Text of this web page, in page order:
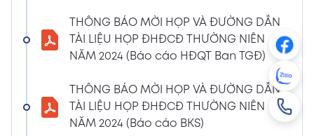
CBTT VỀ QUYẾT ĐỊNH MIỄN NHIỆM PTGĐ
04/01/2024
CBTT VỀ QUYẾT ĐỊNH BỔ NHIỆM PTGĐ KHỐI
HỖ TRỢ
Xem PDF
18/12/2023
4:48 PM
THÔNG BÁO MỜI HỌP VÀ ĐƯỜNG DẪN
TÀI LIỆU HỌP ĐHĐCĐ THƯỜNG NIÊN
NĂM 2024 (Báo cáo HĐQT Ban TGĐ)
THÔNG BÁO MỜI HỌP VÀ ĐƯỜNG DẪN
TÀI LIỆU HỌP ĐHĐCĐ THƯỜNG NIÊN
NĂM 2024 (Báo cáo BKS)